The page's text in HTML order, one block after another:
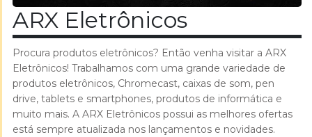
ARX Eletrônicos
Procura produtos eletrônicos? Então venha visitar a ARX
Eletrônicos! Trabalhamos com uma grande variedade de
produtos eletrônicos, Chromecast, caixas de som, pen
drive, tablets e smartphones, produtos de informática e
muito mais. A ARX Eletrônicos possui as melhores ofertas
está sempre atualizada nos lançamentos e novidades.